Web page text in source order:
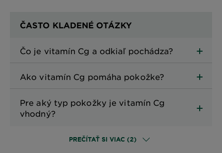
ČASTO KLADENÉ OTÁZKY
Čo je vitamín Cg a odkiaľ pochádza?
Ako vitamín Cg pomáha pokožke?
Pre aký typ pokožky je vitamín Cg
vhodný?
PREČÍTAŤ SI VIAC (2)